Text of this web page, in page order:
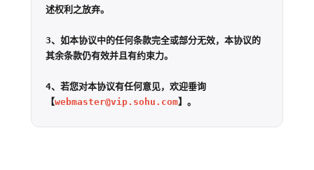
述权利之放弃。
3、如本协议中的任何条款完全或部分无效，本协议的
其余条款仍有效并且有约束力。
4、若您对本协议有任何意见，欢迎垂询
【webmaster@vip.sohu.com】。